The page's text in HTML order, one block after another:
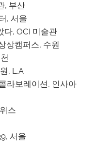
, 부산
, 서울
다, OCI 미술관
캠퍼스, 수원
, L.A
라보레이션, 인사아
스
서울